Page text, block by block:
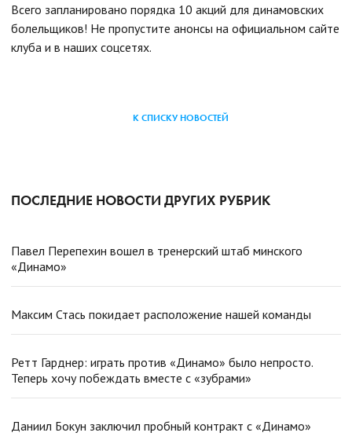
Всего запланировано порядка 10 акций для динамовских
болельщиков! Не пропустите анонсы на официальном сайте
клуба и в наших соцсетях.
К СПИСКУ НОВОСТЕЙ
ПОСЛЕДНИЕ НОВОСТИ ДРУГИХ РУБРИК
Павел Перепехин вошел в тренерский штаб минского
«Динамо»
Максим Стась покидает расположение нашей команды
Ретт Гарднер: играть против «Динамо» было непросто.
Теперь хочу побеждать вместе с «зубрами»
Даниил Бокун заключил пробный контракт с «Динамо»